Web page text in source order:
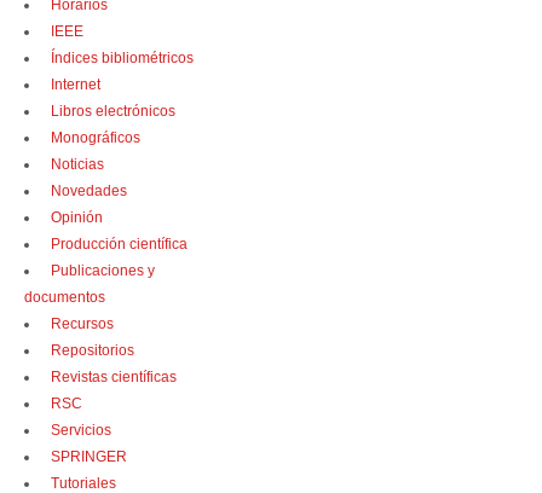
Horarios
IEEE
Índices bibliométricos
Internet
Libros electrónicos
Monográficos
Noticias
Novedades
Opinión
Producción científica
Publicaciones y
documentos
Recursos
Repositorios
Revistas científicas
RSC
Servicios
SPRINGER
Tutoriales